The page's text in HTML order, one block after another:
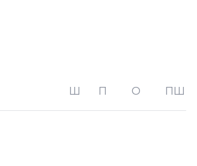
игрока на площадке
на площадке
Ш П О ПШ